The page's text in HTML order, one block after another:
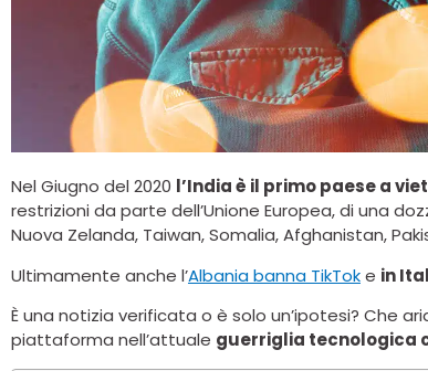
Nel Giugno del 2020 l’India è il primo paese a
restrizioni da parte dell’Unione Europea, di una
Nuova Zelanda, Taiwan, Somalia, Afghanistan,
Ultimamente anche l’Albania banna TikToke in
È una notizia verificata o è solo un’ipotesi? Che
piattaforma nell’attuale guerriglia tecnologica